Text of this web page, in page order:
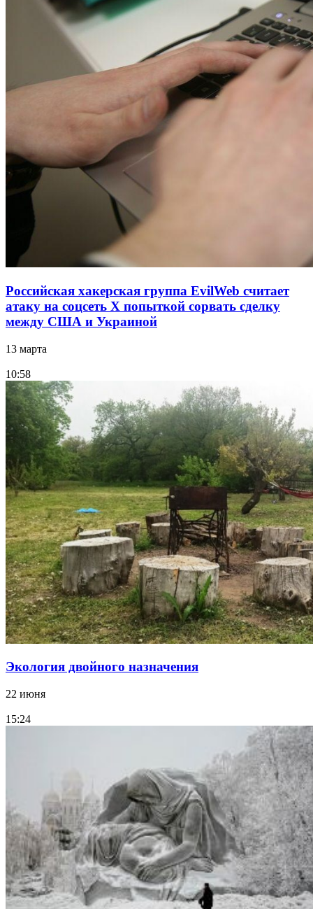
Российская хакерская группа EvilWeb считает
атаку на соцсеть Х попыткой сорвать сделку
между США и Украиной
13 марта
10:58
Экология двойного назначения
22 июня
15:24